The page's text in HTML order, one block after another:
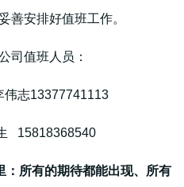
善安排好值班工作。
司值班人员：
伟志13377741113
15818368540
：所有的期待都能出现、所有